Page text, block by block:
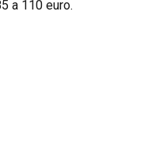
a 110 euro.